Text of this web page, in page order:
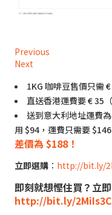
Previous
Next
1KG 咖啡豆售價只需 €
直送香港運費要 € 35
送到意大利地址運費
用 $94，運費只需要 $146
差價為 $188！
立即選購 ： http://bit.ly/
即刻就想慳住買？立
http://bit.ly/2MiIs3C